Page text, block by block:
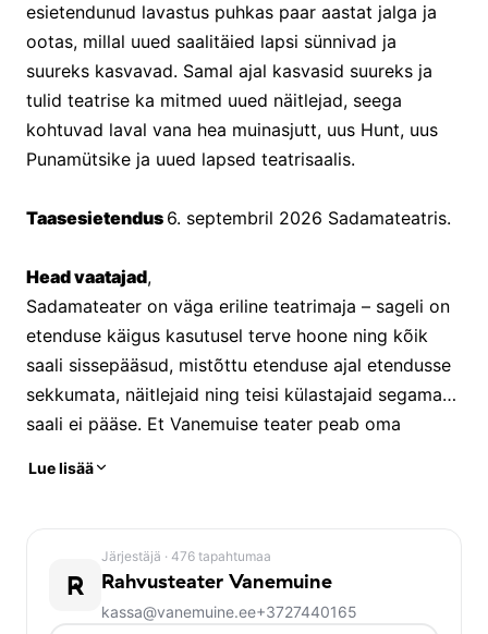
esietendunud lavastus puhkas paar aastat jalga ja
ootas, millal uued saalitäied lapsi sünnivad ja
suureks kasvavad. Samal ajal kasvasid suureks ja
tulid teatrise ka mitmed uued näitlejad, seega
kohtuvad laval vana hea muinasjutt, uus Hunt, uus
Punamütsike ja uued lapsed teatrisaalis.
Taasesietendus 6. septembril 2026 Sadamateatris.
Head vaatajad,
Sadamateater on väga eriline teatrimaja – sageli on
etenduse käigus kasutusel terve hoone ning kõik
saali sissepääsud, mistõttu etenduse ajal etendusse
sekkumata, näitlejaid ning teisi külastajaid segamata
saali ei pääse. Et Vanemuise teater peab oma
Soovitame varuda piisavalt aega teatrisse tulekuks,
piletikontrolliks ja istekoha leidmiseks ning soovime
Lue lisää
R
Järjestäjä · 476 tapahtumaa
Rahvusteater Vanemuine
kassa@vanemuine.ee+3727440165